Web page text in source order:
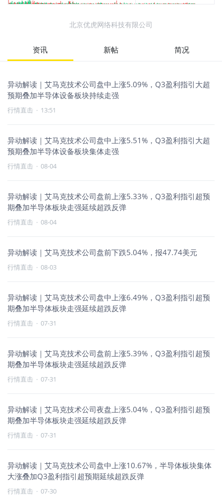
北京优虎网络科技有限公司
资讯 新帖 简况
异动解读｜艾马克技术公司盘中上涨5.09%，Q3盈利指引大超
预期叠加半导体设备板块持续走强
行情直击 · 13:51
异动解读｜艾马克技术公司盘中上涨5.51%，Q3盈利指引大超
预期叠加半导体设备板块集体走强
行情直击 · 08-04
异动解读｜艾马克技术公司盘前上涨5.33%，Q3盈利指引超预
期叠加半导体板块走强延续超跌反弹
行情直击 · 08-04
异动解读｜艾马克技术公司盘前下跌5.04%，报47.74美元
行情直击 · 08-03
异动解读｜艾马克技术公司盘中上涨6.49%，Q3盈利指引超预
期叠加半导体板块走强延续超跌反弹
行情直击 · 07-31
异动解读｜艾马克技术公司盘前上涨5.39%，Q3盈利指引超预
期叠加半导体板块走强延续超跌反弹
行情直击 · 07-31
异动解读｜艾马克技术公司夜盘上涨5.04%，Q3盈利指引超预
期叠加半导体板块走强延续超跌反弹
行情直击 · 07-31
异动解读｜艾马克技术公司盘中上涨10.67%，半导体板块集体
大涨叠加Q3盈利指引超预期延续超跌反弹
行情直击 · 07-30